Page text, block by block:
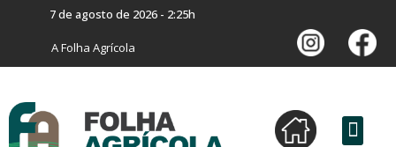
7 de agosto de 2026 - 2:25h
A Folha Agrícola